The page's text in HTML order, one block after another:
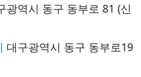
광역시 동구 동부로 81 (신
대구광역시 동구 동부로19